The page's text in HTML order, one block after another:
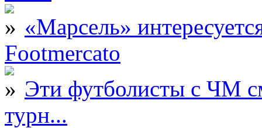
«Марсель»
Footmercato
Эти футболисты с ЧМ
турн...